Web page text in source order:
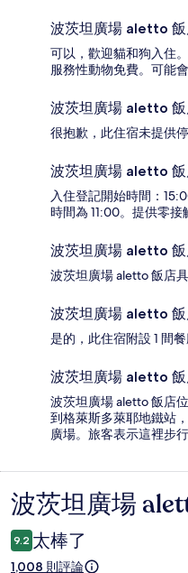
波茨坦廣場 aletto 飯
可以，歡迎貓和狗入住
服務性動物免費。可能
波茨坦廣場 aletto 飯
很抱歉，此住宿未提供
波茨坦廣場 aletto 飯
入住登記開始時間：
時間為 11:00。提供零接
波茨坦廣場 aletto 飯
波茨坦廣場 aletto 飯店具
波茨坦廣場 aletto 飯
是的，此住宿附設 1 間餐
波茨坦廣場 aletto 飯
波茨坦廣場 aletto 飯店
到格萊斯多萊耶地鐵站
廣場。旅客表示這裡步
評
論
波茨坦廣場
9.2 太棒了
1,008 則評論